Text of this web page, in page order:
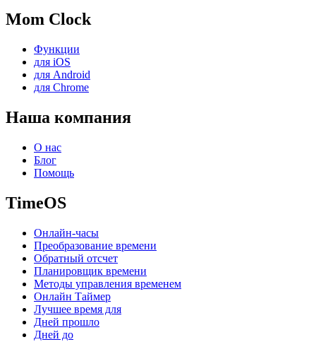
Mom Clock
Функции
для iOS
для Android
для Chrome
Наша компания
О нас
Блог
Помощь
TimeOS
Онлайн-часы
Преобразование времени
Обратный отсчет
Планировщик времени
Методы управления временем
Онлайн Таймер
Лучшее время для
Дней прошло
Дней до